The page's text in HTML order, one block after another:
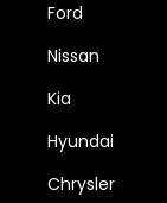
Ford
Nissan
Kia
Hyundai
Chrysler